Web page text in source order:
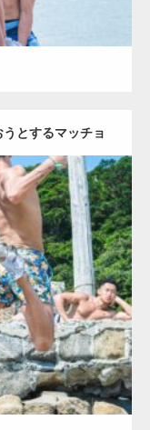
とするマッチョ
チョ) SOSUKE
外資系
リー素材メンバーが